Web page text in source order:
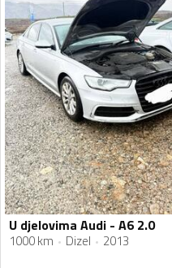
U djelovima Audi - A6 2.0
1000 km Dizel 2013